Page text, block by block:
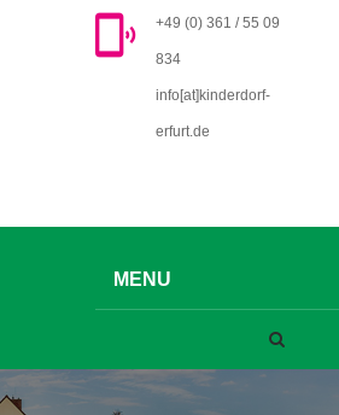
+49 (0) 361 / 55 09
834
info[at]kinderdorf-
erfurt.de
MENU